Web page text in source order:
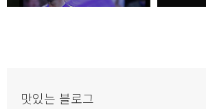
맛있는 블로그